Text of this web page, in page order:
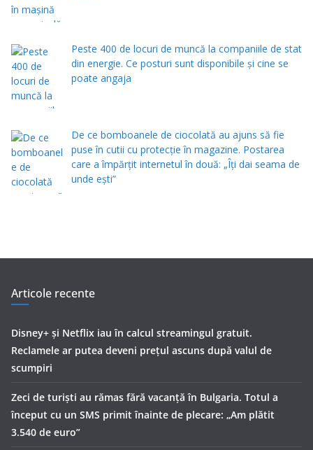
Peste 400 de locuri de muncă la companiile de stat
din energie. Ce posturi sunt disponibile și cine se
poate angaja
De ce bomboanele de ciocolată au ajuns să fie
puse în cutii cu protecţie în magazine. Postarea
care a împărţit internetul în două: „Îţi dai seama de
unde eşti”
Articole recente
Disney+ și Netflix iau în calcul streamingul gratuit.
Reclamele ar putea deveni prețul ascuns după valul de
scumpiri
Zeci de turiști au rămas fără vacanță în Bulgaria. Totul a
început cu un SMS primit înainte de plecare: „Am plătit
3.540 de euro”